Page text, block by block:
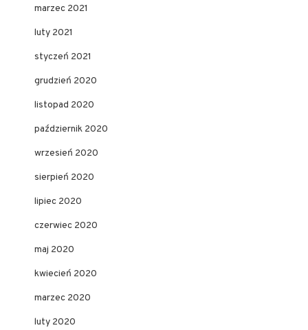
marzec 2021
luty 2021
styczeń 2021
grudzień 2020
listopad 2020
październik 2020
wrzesień 2020
sierpień 2020
lipiec 2020
czerwiec 2020
maj 2020
kwiecień 2020
marzec 2020
luty 2020